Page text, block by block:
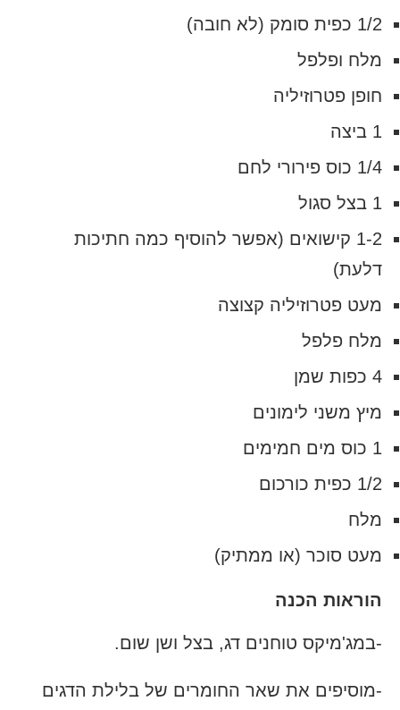
1/2 כפית סומק (לא חובה)
מלח ופלפל
חופן פטרוזיליה
1 ביצה
1/4 כוס פירורי לחם
1 בצל סגול
1-2 קישואים (אפשר להוסיף כמה חתיכות
דלעת)
מעט פטרוזיליה קצוצה
מלח פלפל
4 כפות שמן
מיץ משני לימונים
1 כוס מים חמימים
1/2 כפית כורכום
מלח
מעט סוכר (או ממתיק)
הוראות הכנה
-במג'מיקס טוחנים דג, בצל ושן שום.
-מוסיפים את שאר החומרים של בלילת הדגים